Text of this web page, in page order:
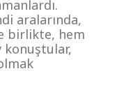
aralarında,
birlikte, hem
konuştular,